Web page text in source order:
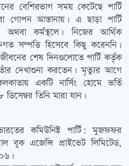
বেশিরভাগ সময় কেটেছে পার্টি
গোপন আস্তানায়। এ ছাড়া পার্টি
কর্মস্থলে। নিজের আর্থিক
সম্পত্তি হিসেবে কিছু করেননি।
শেষ দিনগুলোতে পার্টি কর্তৃক
দেখাশুনা করতেন। মৃত্যুর আগে
একটি নার্সিং হোমে ভর্তি
তিনি মারা যান।
কমিউনিষ্ট পার্টি: মুজফফর
বুক এজেন্সি প্রাইভেট লিমিটেড,